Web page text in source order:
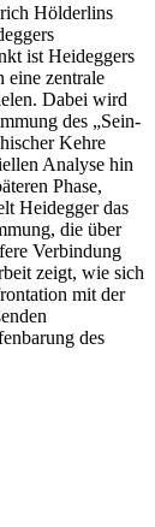
Hölderlins
ist Heideggers
eine zentrale
Dabei wird
des „Sein-
Kehre
Analyse hin
Phase,
Heidegger das
die über
Verbindung
zeigt, wie sich
mit der
des